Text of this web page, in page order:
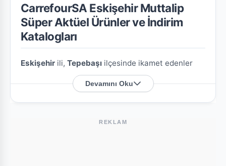
CarrefourSA Eskişehir Muttalip
Süper Aktüel Ürünler ve İndirim
Katalogları
Eskişehir ili, Tepebaşı ilçesinde ikamet edenler
CarrefourSA Eskişehir Muttalip Süper
şubesine özel en güncel indirim broşürlerini ve
aktüel ürün fırsatlarını bu sayfada derledik.
CarrefourSA Eskişehir Muttalip Süper
Devamını Oku
REKLAM